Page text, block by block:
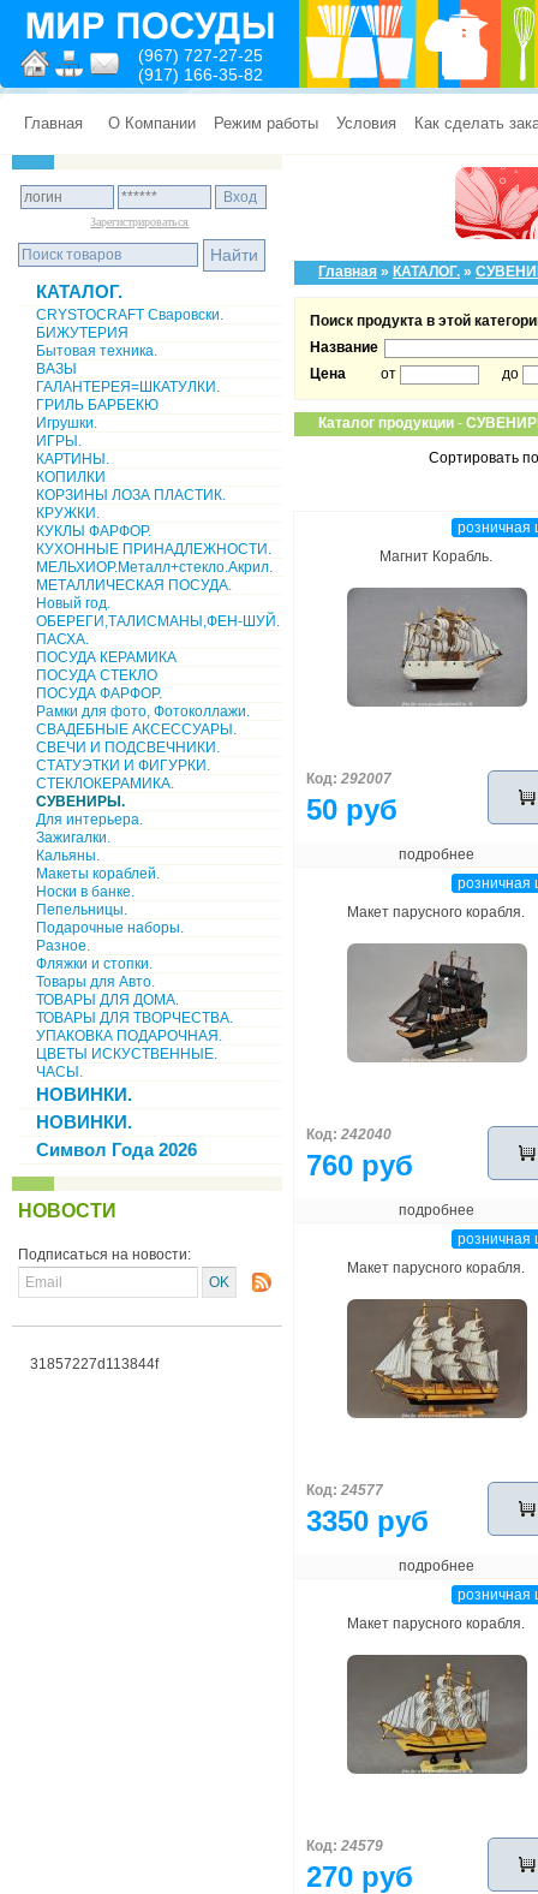
(967) 727-27-25
(917) 166-35-82
Главная О Компании Режим работы Условия Как сделать
Зарегистрироваться
КАТАЛОГ.
CRYSTOCRAFT Сваровски.
БИЖУТЕРИЯ
Бытовая техника.
ВАЗЫ
ГАЛАНТЕРЕЯ=ШКАТУЛКИ.
ГРИЛЬ БАРБЕКЮ
Игрушки.
ИГРЫ.
КАРТИНЫ.
КОПИЛКИ
КОРЗИНЫ ЛОЗА ПЛАСТИК.
КРУЖКИ.
КУКЛЫ ФАРФОР.
КУХОННЫЕ ПРИНАДЛЕЖНОСТИ.
МЕЛЬХИОР.Металл+стекло.Акрил.
МЕТАЛЛИЧЕСКАЯ ПОСУДА.
Новый год.
ОБЕРЕГИ,ТАЛИСМАНЫ,ФЕН-ШУЙ.
ПАСХА.
ПОСУДА КЕРАМИКА
ПОСУДА СТЕКЛО
ПОСУДА ФАРФОР.
Рамки для фото, Фотоколлажи.
СВАДЕБНЫЕ АКСЕССУАРЫ.
СВЕЧИ И ПОДСВЕЧНИКИ.
СТАТУЭТКИ И ФИГУРКИ.
СТЕКЛОКЕРАМИКА.
СУВЕНИРЫ.
Для интерьера.
Зажигалки.
Кальяны.
Макеты кораблей.
Носки в банке.
Пепельницы.
Подарочные наборы.
Разное.
Фляжки и стопки.
Товары для Авто.
ТОВАРЫ ДЛЯ ДОМА.
ТОВАРЫ ДЛЯ ТВОРЧЕСТВА.
УПАКОВКА ПОДАРОЧНАЯ.
ЦВЕТЫ ИСКУСТВЕННЫЕ.
ЧАСЫ.
НОВИНКИ.
НОВИНКИ.
Символ Года 2026
НОВОСТИ
Подписаться на новости:
31857227d113844f
Главная » КАТАЛОГ. »
Поиск продукта в этой
Название
Цена
от до
Каталог продукции -
Сортировать
розничная
Магнит Корабль.
Код: 292007
50 руб
подробнее
розничная
Макет парусного корабля.
Код: 242040
760 руб
подробнее
розничная
Макет парусного корабля.
Код: 24577
3350 руб
подробнее
розничная
Макет парусного корабля.
Код: 24579
270 руб